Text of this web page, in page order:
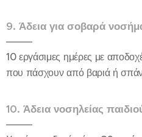
9. Άδεια για σοβαρά
10 εργάσιμες ημέρες με
που πάσχουν από βαριά ή
10. Άδεια νοσηλείας